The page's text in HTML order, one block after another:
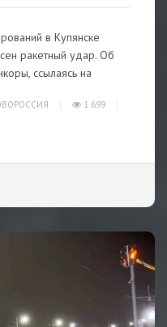
в Купянске
ракетный удар. Об
ссылаясь на
1 699